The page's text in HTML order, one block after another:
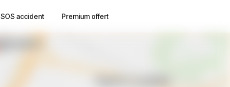
SOS accident Premium offert